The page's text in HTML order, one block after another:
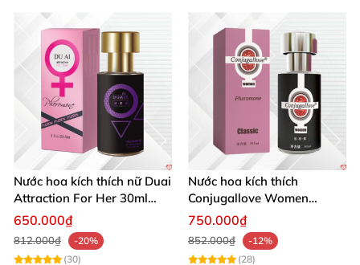
Nước hoa kích thích nữ Duai
Attraction For Her 30ml
tăng cường hưng phấn sôi
650.000₫
812.000₫
-20%
(30)
Nước hoa kích thích
Conjugallove Women
29.5ml hấp dẫn đam mê
750.000₫
852.000₫
-12%
(28)